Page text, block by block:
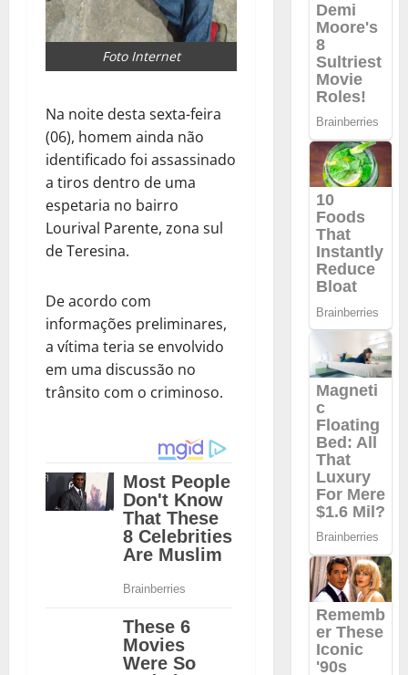
Foto Internet
Na noite desta sexta-feira
(06), homem ainda não
identificado foi assassinado
a tiros dentro de uma
espetaria no bairro
Lourival Parente, zona sul
de Teresina.
De acordo com
informações preliminares,
a vítima teria se envolvido
em uma discussão no
trânsito com o criminoso.